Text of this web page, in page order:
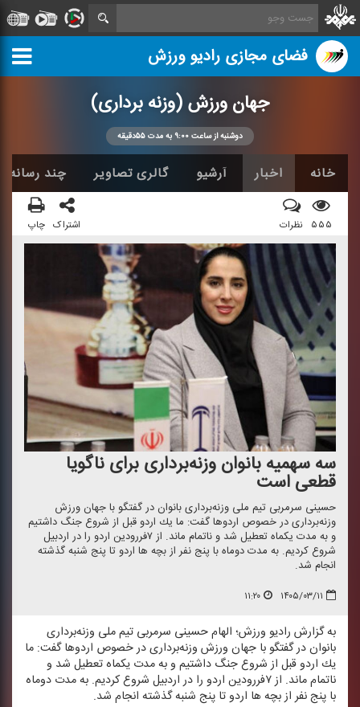
فضای مجازی رادیو ورزش
جهان ورزش (وزنه برداری)
دوشنبه از ساعت ۹:۰۰ به مدت ۵۵دقیقه
خانه اخبار آرشیو گالری تصاویر چند رسانه
۵۵۵ نظرات اشتراک چاپ
سه سهمیه بانوان وزنه‌برداری برای ناگویا
قطعی است
حسینی سرمربی تیم ملی وزنه‌برداری بانوان در گفتگو با جهان ورزش
وزنه‌برداری در خصوص اردوها گفت: ما یك اردو قبل از شروع جنگ داشتیم
و به مدت یكماه تعطیل شد و ناتمام ماند. از ۷فررودین اردو را در اردبیل
شروع كردیم. به مدت دوماه با پنج نفر از بچه ها اردو تا پنج شنبه گذشته
انجام شد.
۱۴۰۵/۰۳/۱۱ ۱۱:۲۰
به گزارش رادیو ورزش؛ الهام حسینی سرمربی تیم ملی وزنه‌برداری
بانوان در گفتگو با جهان ورزش وزنه‌برداری در خصوص اردوها گفت: ما
یك اردو قبل از شروع جنگ داشتیم و به مدت یكماه تعطیل شد و
ناتمام ماند. از ۷فررودین اردو را در اردبیل شروع كردیم. به مدت دوماه
با پنج نفر از بچه ها اردو تا پنج شنبه گذشته انجام شد.